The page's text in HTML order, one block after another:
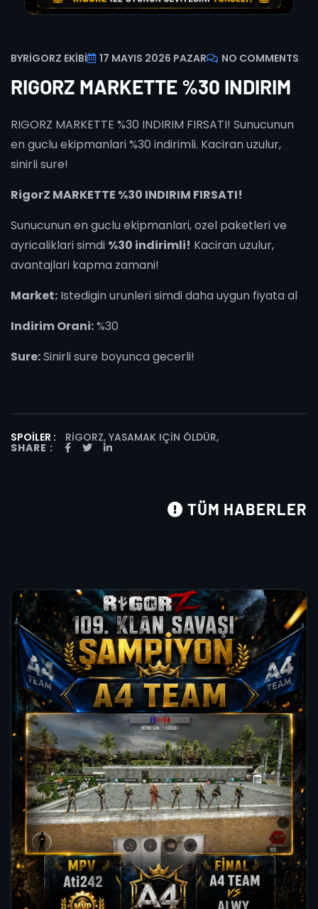
BYRIGORZ EKIBI 17 MAYIS 2026 PAZAR NO COMMENTS
RIGORZ MARKETTE %30 INDIRIM
RIGORZ MARKETTE %30 INDIRIM FIRSATI! Sunucunun
en guclu ekipmanlari %30 indirimli. Kaciran uzulur,
sinirli sure!
RigorZ MARKETTE %30 INDIRIM FIRSATI!
Sunucunun en guclu ekipmanlari, ozel paketleri ve
ayricaliklari simdi %30 indirimli! Kaciran uzulur,
avantajlari kapma zamani!
Market: Istedigin urunleri simdi daha uygun fiyata al
Indirim Orani:%30
Sure:Sinirli sure boyunca gecerli!
SPOILER : RIGORZ, YASAMAK IÇIN ÖLDÜR,
SHARE :
TÜM HABERLER